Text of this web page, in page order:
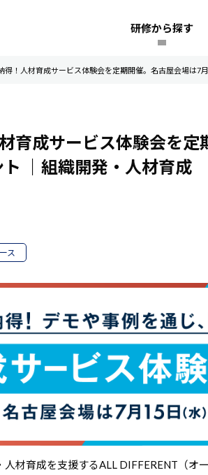
研修から探す
得！人材育成サービス体験会を定期開催。名古屋会場は7
育成サービス体験会を
｜組織開発・人材育成
ス
材育成を支援するALL DIFFERENT（オ